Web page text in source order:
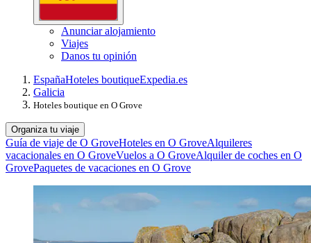
Anunciar alojamiento
Viajes
Danos tu opinión
EspañaHoteles boutiqueExpedia.es
Galicia
Hoteles boutique en O Grove
Organiza tu viaje
Guía de viaje de O GroveHoteles en O GroveAlquileres
vacacionales en O GroveVuelos a O GroveAlquiler de coches en O
GrovePaquetes de vacaciones en O Grove